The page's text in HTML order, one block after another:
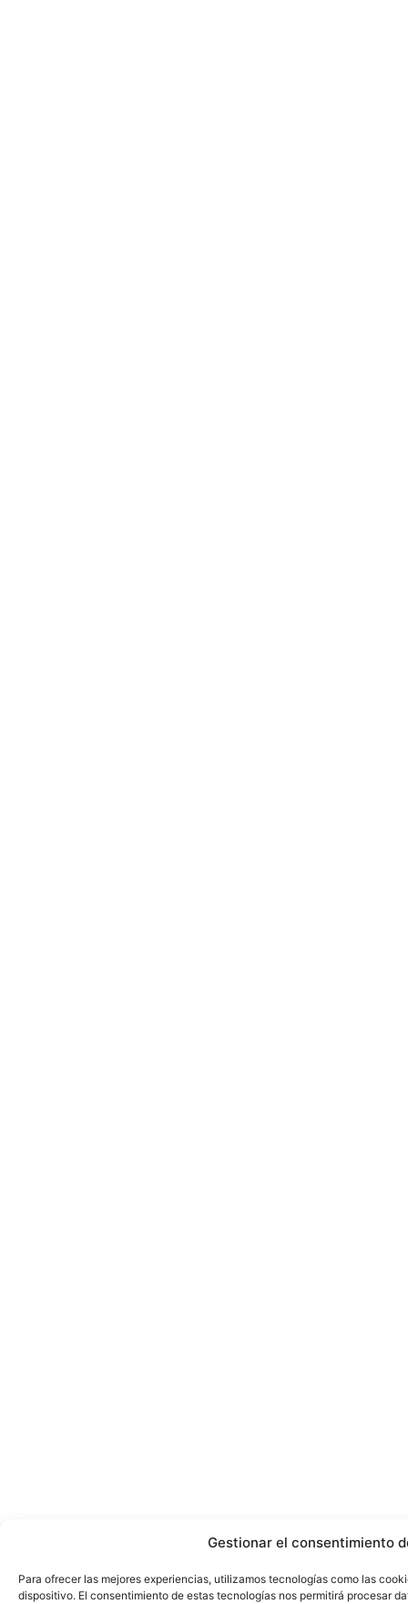
Gestionar el consentimiento
Para ofrecer las mejores experiencias, utilizamos tecnologías como las
dispositivo. El consentimiento de estas tecnologías nos permitirá procesar